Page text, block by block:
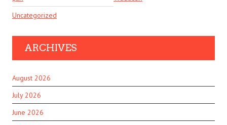
Uncategorized
ARCHIVES
August 2026
July 2026
June 2026